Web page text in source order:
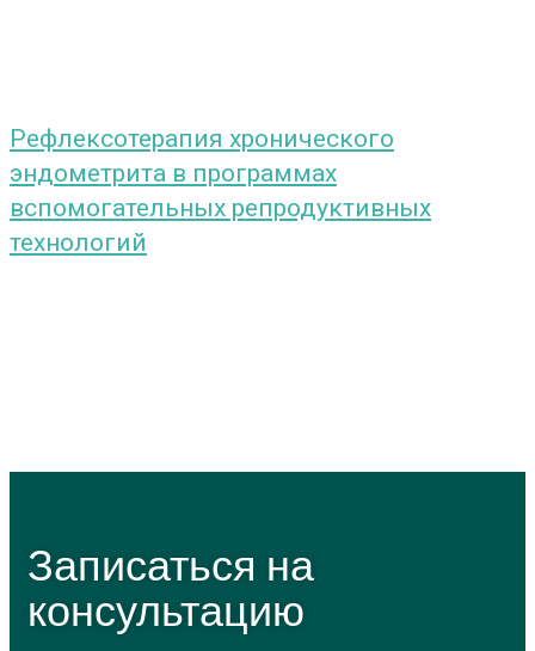
Рефлексотерапия хронического
эндометрита в программах
вспомогательных репродуктивных
технологий
Записаться на
консультацию